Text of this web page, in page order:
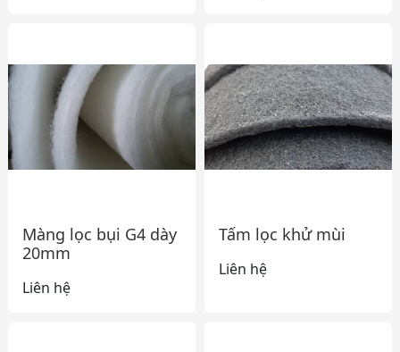
Màng lọc bụi G4 dày
20mm
Liên hệ
Tấm lọc khử mùi
Liên hệ